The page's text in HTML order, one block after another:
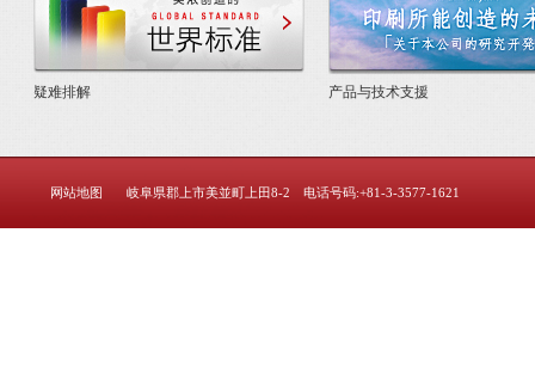
疑难排解 产品与技术支援
网站地图 岐阜県郡上市美並町上田8-2 电话号码:+81-3-3577-1621